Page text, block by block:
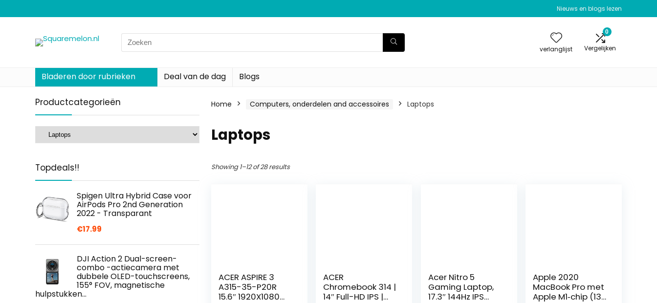
Nieuws en blogs lezen
Search
for:
verlanglijst
0
Vergelijken
Bladeren door rubrieken Deal van de dag Blogs
Productcategorieën
Topdeals!!
Spigen Ultra Hybrid Case voor
AirPods Pro 2nd Generation
2022 - Transparant
€17.99
DJI Action 2 Dual-screen-
combo -actiecamera met
dubbele OLED-touchscreens,
155° FOV, magnetische
hulpstukken…
Home Computers, onderdelen and accessoires Laptops
Laptops
Showing 1–12 of 28 results
ACER ASPIRE 3
A315-35-P20R
15.6″ 1920X1080
ACER
Chromebook 314 |
14″ Full-HD IPS |
Acer Nitro 5
Gaming Laptop,
17.3″ 144Hz IPS
Apple 2020
MacBook Pro met
Apple M1‑chip (13-